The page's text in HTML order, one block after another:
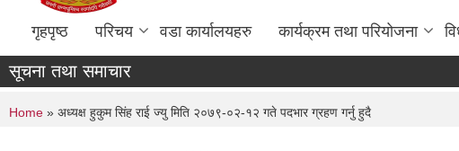
गृहपृष्ठ परिचय वडा कार्यालयहरु कार्यक्रम तथा परियोजना
सूचना तथा समाचार
You are here
Home » अध्यक्ष हुकुम सिंह राई ज्यु मिति २०७९-०२-१२ गते पदभार ग्रहण गर्नु हुदै